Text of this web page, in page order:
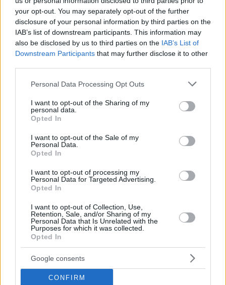
your opt-out. You may separately opt-out of the further
disclosure of your personal information by third parties on the
IAB’s list of downstream participants. This information may
also be disclosed by us to third parties on the IAB’s List of
Downstream Participants that may further disclose it to other
Please note that this website/app uses one or more Google
not limited to your visit or usage behaviour. You may click to
grant or deny consent to Google and its third-party tags to
use your data for below specified purposes in below Google
consent section.
Personal Data Processing Opt Outs
I want to opt-out of the Sharing of my
personal data.
Opted In
I want to opt-out of the Sale of my
Personal Data.
Opted In
I want to opt-out of processing my
Personal Data for Targeted Advertising.
Opted In
I want to opt-out of Collection, Use,
Retention, Sale, and/or Sharing of my
Personal Data that Is Unrelated with the
Purposes for which it was collected.
Opted In
Google consents
CONFIRM